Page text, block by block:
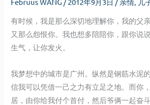
有时候，我是那么深切地理解你，我的父
又那么怨恨你。我也想多陪陪你，跟你说
生气，让你发火。
我梦想中的城市是广州。纵然是钢筋水泥
信我可以凭借一己之力有立足之地。而你
居，由你给我付个首付，然后爷俩一起奋